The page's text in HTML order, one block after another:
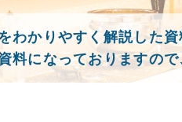
かりやすく解説した資
になっておりますの